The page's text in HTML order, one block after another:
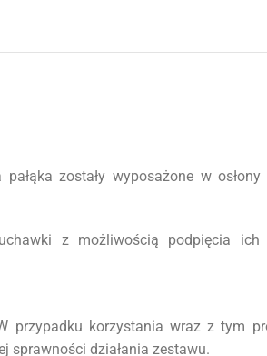
pałąka zostały wyposażone w
z możliwością podpięcia
przypadku korzystania wraz z tym
sprawności działania zestawu.